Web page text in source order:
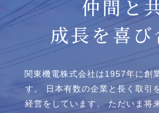
仲間と
成長を喜
関東機電株式会社は1957年に創
す。
日本有数の企業と⻑く取引
経営をしています。ただいま将